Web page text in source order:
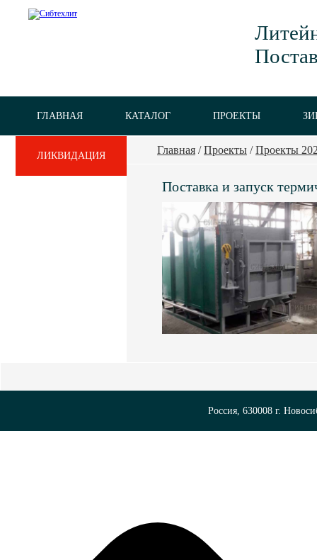
ГЛАВНАЯ КАТАЛОГ ПРОЕКТЫ
ЛИКВИДАЦИЯ Главная / Проекты / Проекты
Поставка и запуск
Россия, 630008 г.